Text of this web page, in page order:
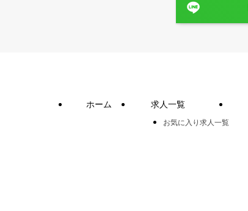
ホーム 求人一覧
お気に入り求人一覧